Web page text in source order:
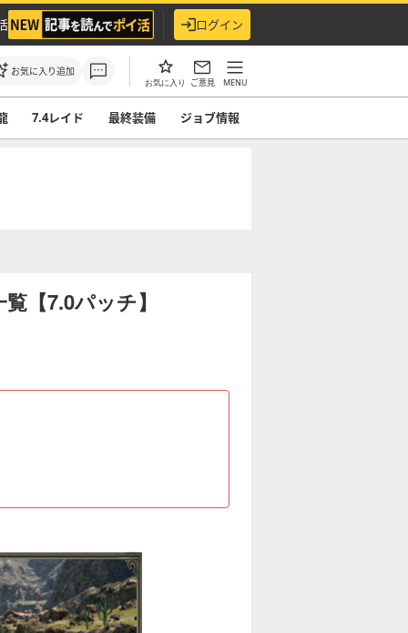
ログイン
お気に入り追加
お気に入り ご意見 MENU
7.4レイド 最終装備 ジョブ情報
【7.0パッチ】